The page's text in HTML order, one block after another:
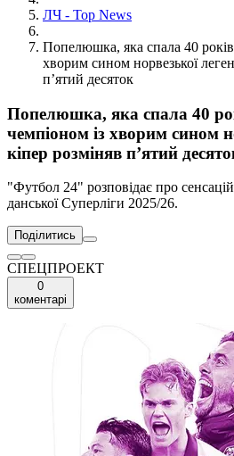
ЛЧ - Top News
Попелюшка, яка спала 40
хворим сином норвезької
п’ятий десяток
Попелюшка, яка спала 40
чемпіоном із хворим сином
кіпер розміняв п’ятий
"Футбол 24" розповідає про
данської Суперліги 2025/26.
Поділитись
СПЕЦПРОЕКТ
0
коментарі